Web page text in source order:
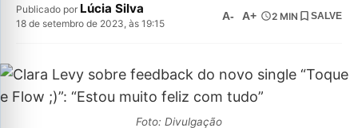
Publicado por Lúcia Silva
18 de setembro de 2023, às 19:15
A- A+ 2 MIN SALVE
Foto: Divulgação